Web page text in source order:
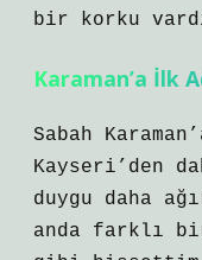
bir korku
Karaman’a İlk
Sabah
Kayseri’den
duygu daha
anda farklı bir